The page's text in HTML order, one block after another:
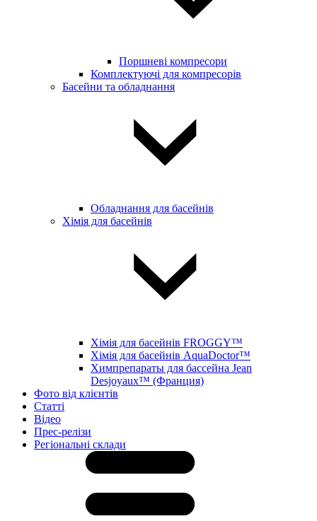
Поршневі компресори
Комплектуючі для компресорів
Басейни та обладнання
Обладнання для басейнів
Хімія для басейнів
Хімія для басейнів FROGGY™
Хімія для басейнів AquaDoctor™
Химпрепараты для бассейна Jean
Desjoyaux™ (Франция)
Фото від клієнтів
Статті
Відео
Прес-релізи
Регіональні склади